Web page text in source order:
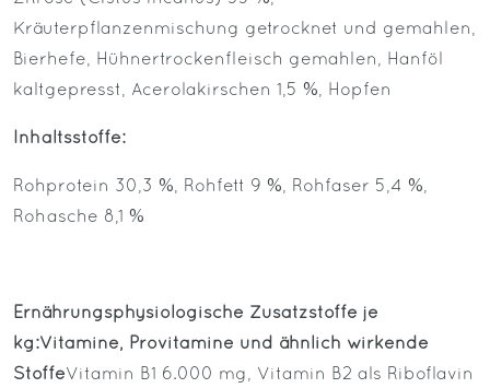
Kräuterpflanzenmischung getrocknet und gemahlen,
Bierhefe, Hühnertrockenfleisch gemahlen, Hanföl
kaltgepresst, Acerolakirschen 1,5 %, Hopfen
Inhaltsstoffe:
Rohprotein 30,3 %, Rohfett 9 %, Rohfaser 5,4 %,
Rohasche 8,1 %
Ernährungsphysiologische Zusatzstoffe je
kg:Vitamine, Provitamine und ähnlich wirkende
StoffeVitamin B1 6.000 mg, Vitamin B2 als Riboflavin